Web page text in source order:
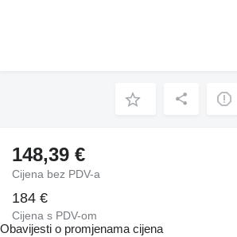
148,39 €
Cijena bez PDV-a
184 €
Cijena s PDV-om
Obavijesti o promjenama cijena